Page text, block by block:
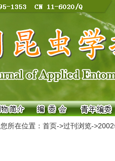
您所在位置： 首页->过刊浏览->